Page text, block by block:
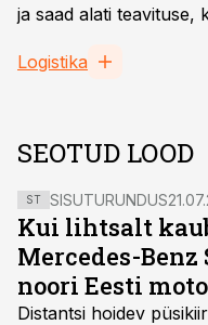
ja saad alati teavituse,
Logistika
SEOTUD LOOD
ST SISUTURUNDUS
Kui lihtsalt
Mercedes-
noori Eesti
Distantsi hoidev